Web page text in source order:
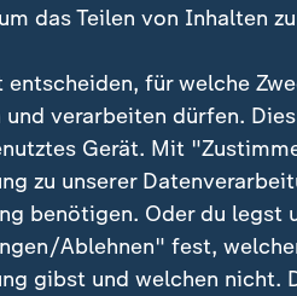
auf eine Wunschkoalition
die erste Priorität
das Teilen von Inhalten
entscheiden, für welche
und verarbeiten dürfen.
Gerät. Mit
zu unserer
benötigen. Oder du legst
Ablehnen" fest,
gibst und welchen nicht.